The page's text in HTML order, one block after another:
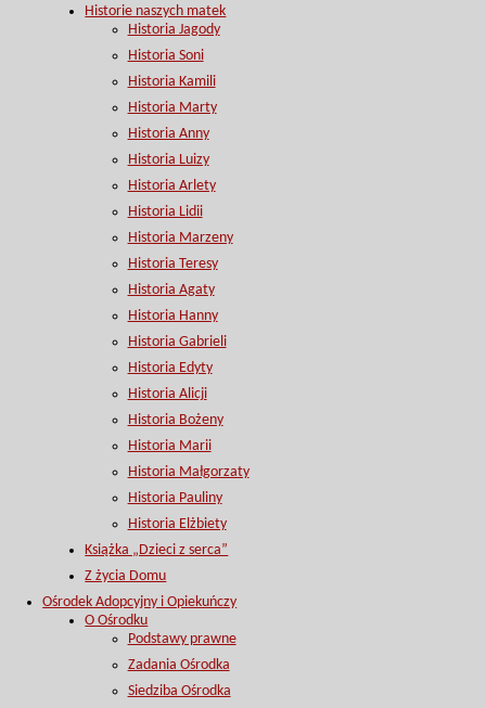
Historie naszych matek
Historia Jagody
Historia Soni
Historia Kamili
Historia Marty
Historia Anny
Historia Luizy
Historia Arlety
Historia Lidii
Historia Marzeny
Historia Teresy
Historia Agaty
Historia Hanny
Historia Gabrieli
Historia Edyty
Historia Alicji
Historia Bożeny
Historia Marii
Historia Małgorzaty
Historia Pauliny
Historia Elżbiety
Książka „Dzieci z serca”
Z życia Domu
Ośrodek Adopcyjny i Opiekuńczy
O Ośrodku
Podstawy prawne
Zadania Ośrodka
Siedziba Ośrodka